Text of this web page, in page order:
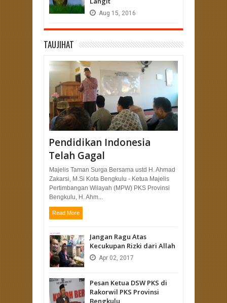
Aug 15, 2016
TAUJIHAT
Pendidikan Indonesia
Telah Gagal
Majelis Taman Surga Bersama ustd H. Ahmad
Zakarsi, M.Si Kota Bengkulu - Ketua Majelis
Pertimbangan Wilayah (MPW) PKS Provinsi
Bengkulu, H. Ahm...
Read More
Jangan Ragu Atas
Kecukupan Rizki dari Allah
Apr 02, 2017
Pesan Ketua DSW PKS di
Rakorwil PKS Provinsi
Bengkulu